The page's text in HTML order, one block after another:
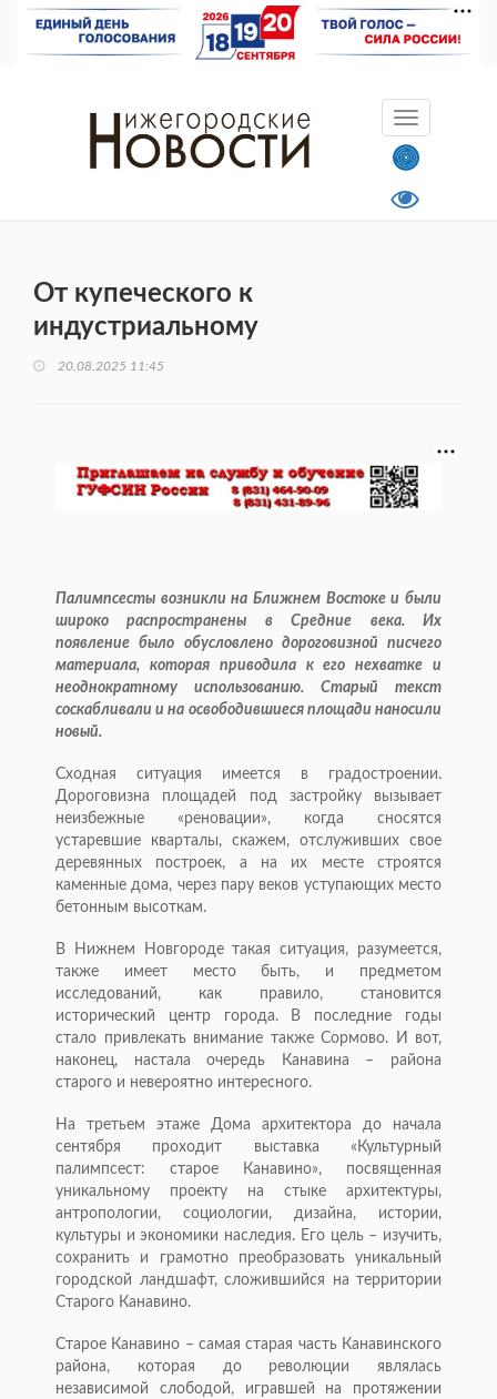
От купеческого к
индустриальному
20.08.2025 11:45
Палимпсесты возникли на Ближнем Востоке и были
широко распространены в Средние века. Их
появление было обусловлено дороговизной писчего
материала, которая приводила к его нехватке и
неоднократному использованию. Старый текст
соскабливали и на освободившиеся площади наносили
новый.
Сходная ситуация имеется в градостроении.
Дороговизна площадей под застройку вызывает
неизбежные «реновации», когда сносятся
устаревшие кварталы, скажем, отслуживших свое
деревянных построек, а на их месте строятся
каменные дома, через пару веков уступающих место
бетонным высоткам.
В Нижнем Новгороде такая ситуация, разумеется,
также имеет место быть, и предметом
исследований, как правило, становится
исторический центр города. В последние годы
стало привлекать внимание также Сормово. И вот,
наконец, настала очередь Канавина – района
старого и невероятно интересного.
На третьем этаже Дома архитектора до начала
сентября проходит выставка «Культурный
палимпсест: старое Канавино», посвященная
уникальному проекту на стыке архитектуры,
антропологии, социологии, дизайна, истории,
культуры и экономики наследия. Его цель – изучить,
сохранить и грамотно преобразовать уникальный
городской ландшафт, сложившийся на территории
Старого Канавино.
Старое Канавино – самая старая часть Канавинского
района, которая до революции являлась
независимой слободой, игравшей на протяжении